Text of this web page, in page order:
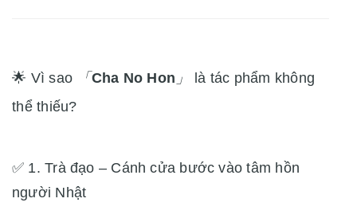
🌟 Vì sao 「 Cha No Hon 」
là tác phẩm không
thể thiếu?
✅ 1. Trà đạo – Cánh cửa bước vào tâm hồn
người Nhật